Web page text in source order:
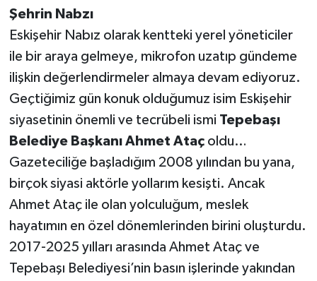
Şehrin Nabzı
Eskişehir Nabız olarak kentteki yerel yöneticiler
ile bir araya gelmeye, mikrofon uzatıp gündeme
ilişkin değerlendirmeler almaya devam ediyoruz.
Geçtiğimiz gün konuk olduğumuz isim Eskişehir
siyasetinin önemli ve tecrübeli ismi Tepebaşı
Belediye Başkanı Ahmet Ataçoldu…
Gazeteciliğe başladığım 2008 yılından bu yana,
birçok siyasi aktörle yollarım kesişti. Ancak
Ahmet Ataç ile olan yolculuğum, meslek
hayatımın en özel dönemlerinden birini oluşturdu.
2017-2025 yılları arasında Ahmet Ataç ve
Tepebaşı Belediyesi’nin basın işlerinde yakından
Magazin
Politika
Sağlık
Spor
Teknoloji
Yaşam
Yurttan